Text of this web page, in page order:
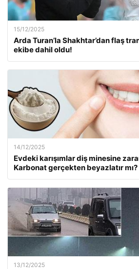
15/12/2025
Arda Turan’la Shakhtar’dan flaş
ekibe dahil oldu!
14/12/2025
Evdeki karışımlar diş minesine
Karbonat gerçekten beyazlatır mı?
13/12/2025